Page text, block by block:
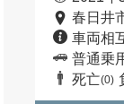
春日井
車両相
普通乗
死亡(0)